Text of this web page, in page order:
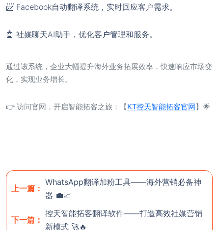
📨 Facebook自动翻译系统，实时回应客户需求。
🤖 社媒聊天AI助手，优化客户管理和服务。
通过该系统，企业大幅提升海外业务拓展效率，快速响应市场变
化，实现业务增长。
👉 访问官网，开启智能拓客之旅：【KT控天智能拓客官网】🌟
上一篇：
WhatsApp翻译加粉工具——海外营销必备神
器 💼📈
下一篇：
控天智能拓客翻译软件——打造高效社媒营销
新模式 🚀🔥